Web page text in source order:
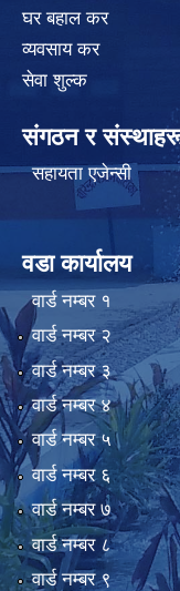
घर बहाल कर
व्यवसाय कर
सेवा शुल्क
संगठन र
सहायता एजेन्सी
वडा कार्यालय
वार्ड न‌म्बर १
वार्ड न‌म्बर २
वार्ड न‌म्बर ३
वार्ड न‌म्बर ४
वार्ड न‌म्बर ५
वार्ड न‌म्बर ६
वार्ड न‌म्बर ७
वार्ड न‌म्बर ८
वार्ड न‌म्बर ९